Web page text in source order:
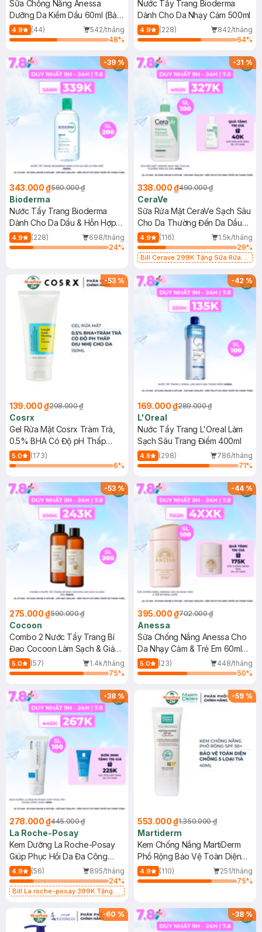
Sữa Chống Nắng Anessa
Dưỡng Da Kiềm Dầu 60ml (Bản
Mới)
4.9 (44)
542/tháng
48%
Nước Tẩy Trang Bioderma
Dành Cho Da Nhạy Cảm 500ml
4.9 (228)
842/tháng
64%
-39%
343.000 ₫560.000 ₫
Bioderma
Nước Tẩy Trang Bioderma
Dành Cho Da Dầu & Hỗn Hợp
500ml
4.9 (228)
698/tháng
24%
-31%
338.000 ₫490.000 ₫
CeraVe
Sữa Rửa Mặt CeraVe Sạch Sâu
Cho Da Thường Đến Da Dầu
473ml
4.9 (116)
1.5k/tháng
29%
Bill Cerave 299K Tặng Sữa Rửa
-53 %
139.000 ₫298.000 ₫
Cosrx
Gel Rửa Mặt Cosrx Tràm Trà,
0.5% BHA Có Độ pH Thấp
150ml
5.0
(173)
6%
-42%
169.000 ₫289.000 ₫
L'Oreal
Nước Tẩy Trang L'Oreal Làm
Sạch Sâu Trang Điểm 400ml
4.8 (298)
786/tháng
71%
-53%
275.000 ₫590.000 ₫
Cocoon
Combo 2 Nước Tẩy Trang Bí
Đao Cocoon Làm Sạch & Giảm
Dầu 500ml
5.0 (57)
1.4k/tháng
75%
-44%
395.000 ₫702.000 ₫
Anessa
Sữa Chống Nắng Anessa Cho
Da Nhạy Cảm & Trẻ Em 60ml
(Mới)
5.0 (23)
448/tháng
50%
-38%
278.000 ₫445.000 ₫
La Roche-Posay
Kem Dưỡng La Roche-Posay
Giúp Phục Hồi Da Đa Công
Dụng 40ml
4.9 (56)
895/tháng
24%
Bill La roche-posay 399K Tặng
(SL có hạn)
-59 %
553.000 ₫1.350.000 ₫
Martiderm
Kem Chống Nắng MartiDerm
Phổ Rộng Bảo Vệ Toàn Diện
40ml
4.9 (110)
251/tháng
75%
-60 % -38%